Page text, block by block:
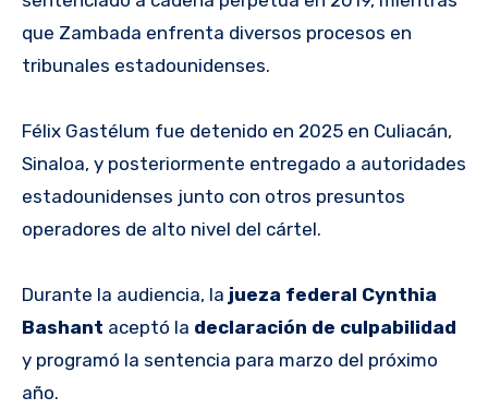
que Zambada enfrenta diversos procesos en
tribunales estadounidenses.
Félix Gastélum fue detenido en 2025 en Culiacán,
Sinaloa, y posteriormente entregado a autoridades
estadounidenses junto con otros presuntos
operadores de alto nivel del cártel.
Durante la audiencia, la jueza federal Cynthia
Bashant aceptó la declaración de culpabilidad
y programó la sentencia para marzo del próximo
año.